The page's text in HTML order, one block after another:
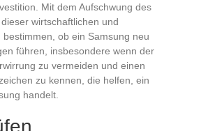
Mit dem Aufschwung des
wirtschaftlichen und
ob ein Samsung neu
führen, insbesondere wenn der
zu vermeiden und einen
zu kennen, die helfen, ein
handelt.